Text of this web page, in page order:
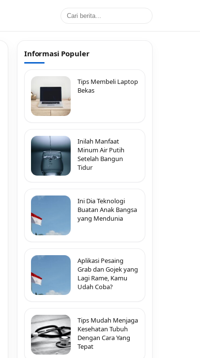
Informasi Populer
Tips Membeli Laptop
Bekas
Inilah Manfaat
Minum Air Putih
Setelah Bangun
Tidur
Ini Dia Teknologi
Buatan Anak Bangsa
yang Mendunia
Aplikasi Pesaing
Grab dan Gojek yang
Lagi Rame, Kamu
Udah Coba?
Tips Mudah Menjaga
Kesehatan Tubuh
Dengan Cara Yang
Tepat